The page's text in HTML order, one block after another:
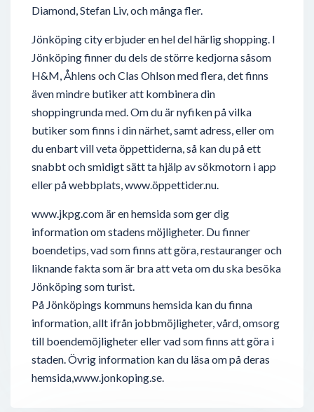
Diamond, Stefan Liv, och många fler.
Jönköping city erbjuder en hel del härlig shopping. I
Jönköping finner du dels de större kedjorna såsom
H&M, Åhlens och Clas Ohlson med flera, det finns
även mindre butiker att kombinera din
shoppingrunda med. Om du är nyfiken på vilka
butiker som finns i din närhet, samt adress, eller om
du enbart vill veta öppettiderna, så kan du på ett
snabbt och smidigt sätt ta hjälp av sökmotorn i app
eller på webbplats, www.öppettider.nu.
www.jkpg.com är en hemsida som ger dig
information om stadens möjligheter. Du finner
boendetips, vad som finns att göra, restauranger och
liknande fakta som är bra att veta om du ska besöka
Jönköping som turist.
På Jönköpings kommuns hemsida kan du finna
information, allt ifrån jobbmöjligheter, vård, omsorg
till boendemöjligheter eller vad som finns att göra i
staden. Övrig information kan du läsa om på deras
hemsida,www.jonkoping.se.